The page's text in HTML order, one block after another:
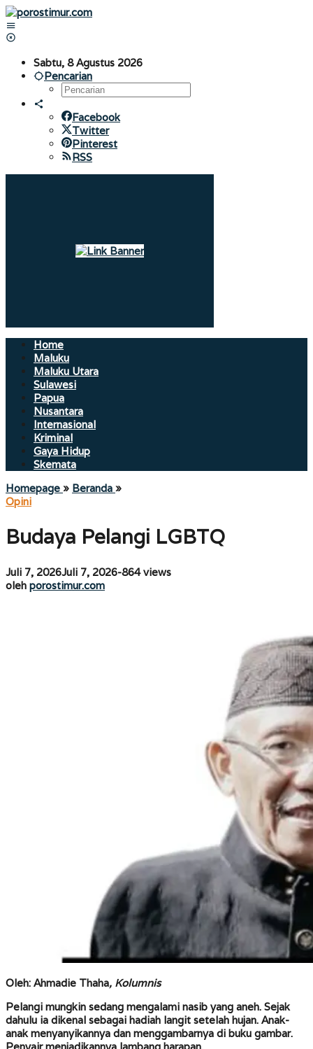
Lewati
ke
konten
Sabtu, 8 Agustus 2026
Pencarian
Facebook
Twitter
Pinterest
RSS
Home
Maluku
Maluku Utara
Sulawesi
Papua
Nusantara
Internasional
Kriminal
Gaya Hidup
Skemata
Homepage » Beranda »Budaya
Opini
Budaya Pelangi LGBTQ
Juli 7, 2026Juli 7, 2026oleh
-864 views
oleh porostimur.com
Oleh: Ahmadie Thaha, Kolumnis
Pelangi mungkin sedang mengalami nasib yang aneh. Sejak
dahulu ia dikenal sebagai hadiah langit setelah hujan. Anak-
anak menyanyikannya dan menggambarnya di buku gambar.